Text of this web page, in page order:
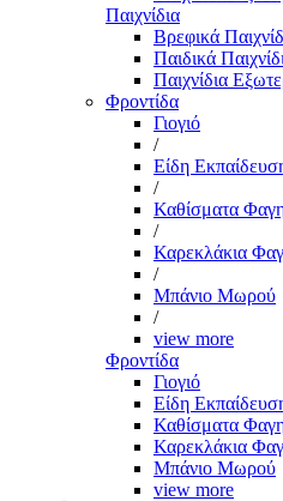
Παιχνίδια
Βρεφικά
Παιδικά
Παιχνίδια
Φροντίδα
Γιογιό
/
Είδη
/
Καθίσματα
/
Καρεκλάκια
/
Μπάνιο Μωρού
/
view more
Φροντίδα
Γιογιό
Είδη
Καθίσματα
Καρεκλάκια
Μπάνιο Μωρού
view more